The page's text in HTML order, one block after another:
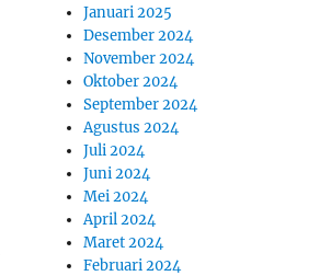
Januari 2025
Desember 2024
November 2024
Oktober 2024
September 2024
Agustus 2024
Juli 2024
Juni 2024
Mei 2024
April 2024
Maret 2024
Februari 2024